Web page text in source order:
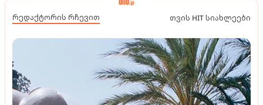
რედაქტორის რჩევით თვის HIT სიახლეები